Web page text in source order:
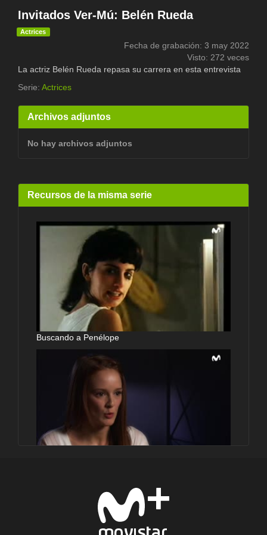
Invitados Ver-Mú: Belén Rueda
Actrices
Fecha de grabación: 3 may 2022
Visto: 272 veces
La actriz Belén Rueda repasa su carrera en esta entrevista
Serie: Actrices
Archivos adjuntos
No hay archivos adjuntos
Recursos de la misma serie
Buscando a Penélope